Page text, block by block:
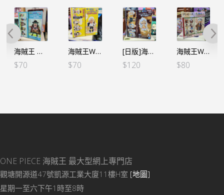
海賊王 WCF -最惡世代VOL.2-黑鬍子
$70
海賊王WCF -蛋頭島篇 VOL.4-S鷹 鷹眼（行）
$70
[日版]海賊王 WCF -親子の血筋Ⅰ-五檔路飛
$120
海賊王WCF -和之國篇 VOL.2-羅 (行版)
$80
ONE PIECE 海賊王 最大型網上專門店
觀塘開源道47號凱源工業大廈11樓H室 [地圖]
星期一至六下午1時至8時